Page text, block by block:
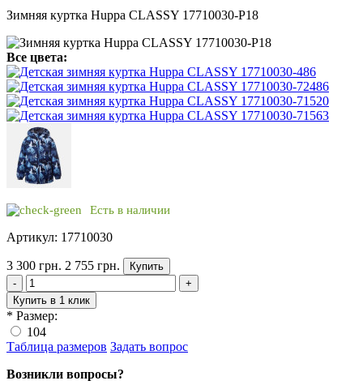
Зимняя куртка Huppa CLASSY 17710030-P18
Все цвета:
Есть в наличии
Артикул: 17710030
3 300 грн. 2 755 грн.
Купить
-
+
Купить в 1 клик
* Размер:
104
Таблица размеров Задать вопрос
Возникли вопросы?